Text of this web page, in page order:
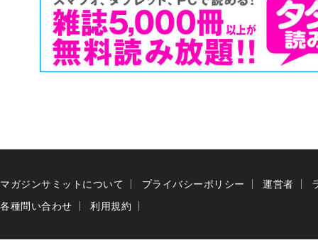
マガジンサミットについて プライバシーポリシー 運営者
各種問い合わせ
利用規約